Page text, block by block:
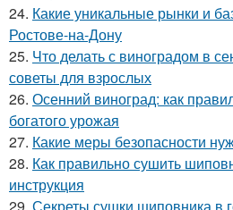
24. Какие уникальные рынки и
Ростове-на-Дону
25. Что делать с виноградом в
советы для взрослых
26. Осенний виноград: как
богатого урожая
27. Какие меры безопасности
28. Как правильно сушить
инструкция